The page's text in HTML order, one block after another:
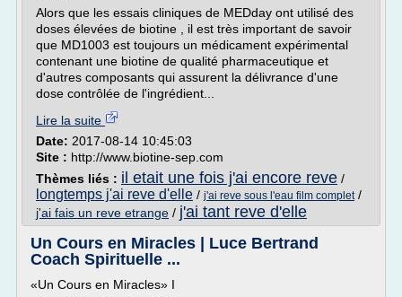
Alors que les essais cliniques de MEDday ont utilisé des
doses élevées de biotine , il est très important de savoir
que MD1003 est toujours un médicament expérimental
contenant une biotine de qualité pharmaceutique et
d'autres composants qui assurent la délivrance d'une
dose contrôlée de l'ingrédient...
Lire la suite
Date: 2017-08-14 10:45:03
Site : http://www.biotine-sep.com
Thèmes liés : il etait une fois j'ai encore reve /
longtemps j'ai reve d'elle / j'ai reve sous l'eau film complet/
j'ai fais un reve etrange / j'ai tant reve d'elle
Un Cours en Miracles | Luce Bertrand
Coach Spirituelle ...
«Un Cours en Miracles» I